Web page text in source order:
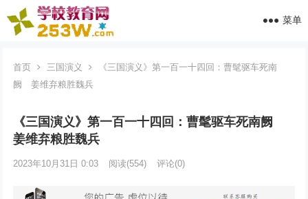
菜单
首页 三国演义
《三国演义》第一百一十四回：曹髦驱车死南
阙 姜维弃粮胜魏兵
《三国演义》第一百一十四回：曹髦驱车死南阙
姜维弃粮胜魏兵
2023年10月31日 0:03 阅读(554) 评论(0)